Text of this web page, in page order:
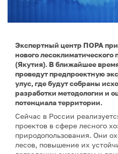
Экспертный центр ПОРА
нового лесоклиматического
(Якутия). В ближайшее
проведут предпроектную
улус, где будут собраны
разработки методологии и
потенциала территории.
Сейчас в России
проектов в сфере лесного
природопользования. Они
лесов, повышение их